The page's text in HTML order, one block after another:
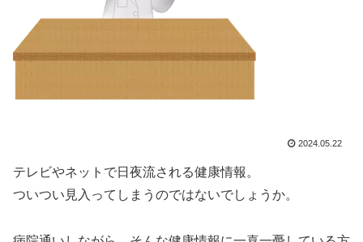
2024.05.22
テレビやネットで日夜流される健康情報。
ついつい見入ってしまうのではないでしょうか。